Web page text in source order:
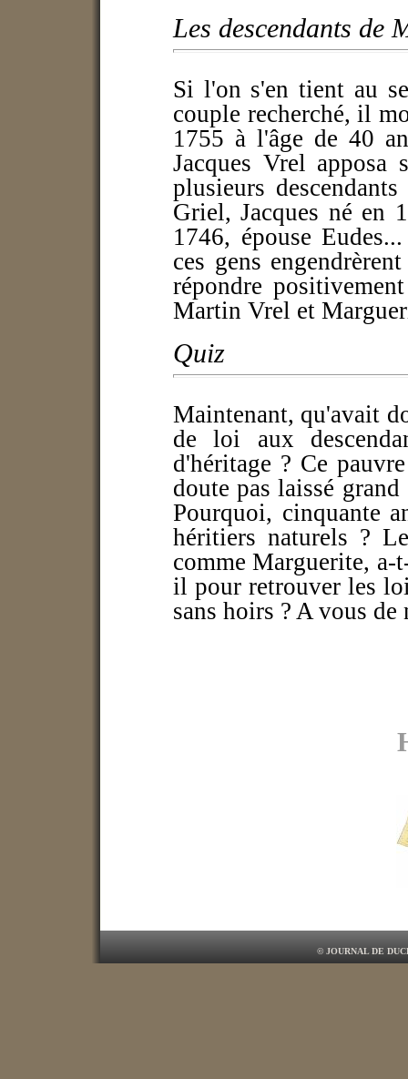
Les descendants de
Si l'on s'en tient au
couple recherché, il
1755 à l'âge de 40
Jacques Vrel
plusieurs
Griel, Jacques né en
1746, épouse
ces gens
répondre
Martin Vrel et
Quiz
Maintenant, qu'avait
de loi aux
d'héritage ? Ce
doute pas laissé
Pourquoi, cinquante
héritiers naturels ?
comme Marguerite,
il pour retrouver les
sans hoirs ? A vous
© JOURNAL DE